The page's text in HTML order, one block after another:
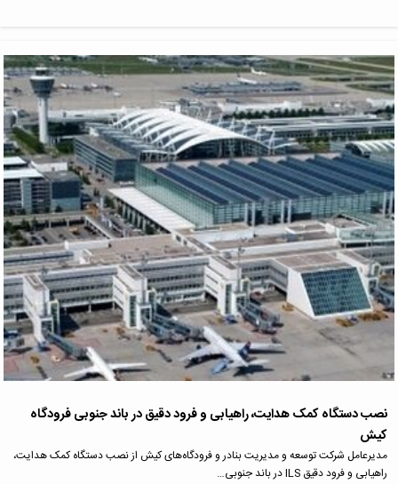
نصب دستگاه کمک هدایت، راهیابی و فرود دقیق در باند جنوبی فرودگاه
کیش
مدیرعامل شرکت توسعه و مدیریت بنادر و فرودگاه‌های کیش از نصب دستگاه کمک هدایت،
راهیابی و فرود دقیق ILS در باند جنوبی…